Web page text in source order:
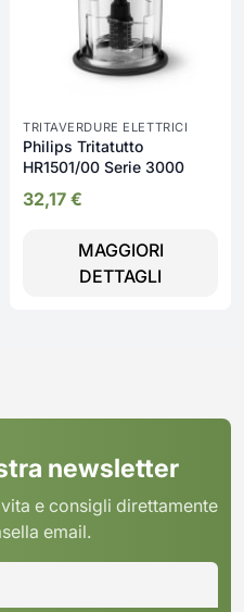
TRITAVERDURE ELETTRICI
Philips Tritatutto
HR1501/00 Serie 3000
32,17 €
MAGGIORI
DETTAGLI
newsletter
e consigli direttamente
email.